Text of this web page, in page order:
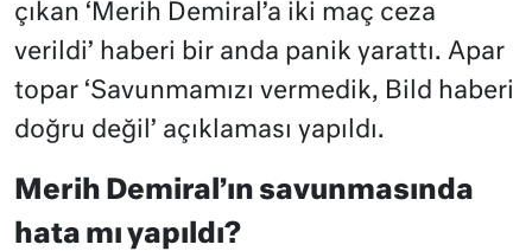
çıkan ‘Merih Demiral’a iki maç ceza
verildi’ haberi bir anda panik yarattı. Apar
topar ‘Savunmamızı vermedik, Bild haberi
doğru değil’ açıklaması yapıldı.
Merih Demiral’ın savunmasında
hata mı yapıldı?